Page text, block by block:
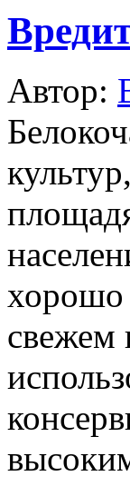
Автор:
хорошо
свежем